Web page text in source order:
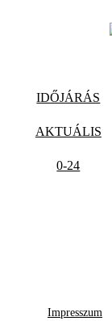
IDŐJÁRÁS
AKTUÁLIS
0-24
Impresszum